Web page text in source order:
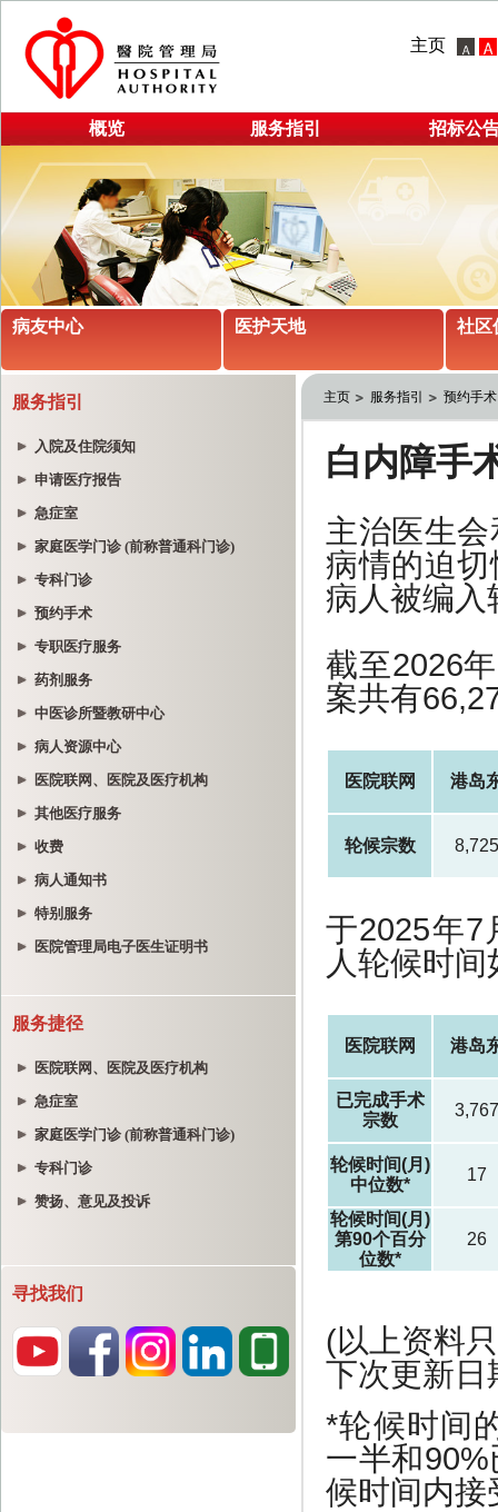
主页
概览 服务指引 招标公
病友中心 医护天地 社区
服务指引
入院及住院须知
申请医疗报告
急症室
家庭医学门诊 (前称普通科门诊)
专科门诊
预约手术
专职医疗服务
药剂服务
中医诊所暨教研中心
病人资源中心
医院联网、医院及医疗机构
其他医疗服务
收费
病人通知书
特别服务
医院管理局电子医生证明书
服务捷径
医院联网、医院及医疗机构
急症室
家庭医学门诊 (前称普通科门诊)
专科门诊
赞扬、意见及投诉
寻找我们
主页 服务指引 预约手术